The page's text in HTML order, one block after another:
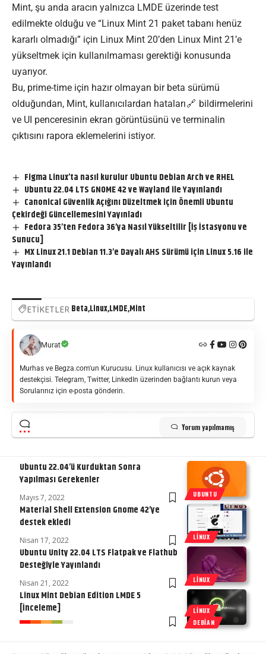
Mint, şu anda aracın yalnızca LMDE üzerinde test
edilmekte olduğu ve “Linux Mint 21 paket tabanı henüz
kararlı olmadığı” için Linux Mint 20’den Linux Mint 21’e
yükseltmek için kullanılmaması gerektiği konusunda
uyarıyor.
Bu, prime-time için hazır olmayan bir beta sürümü
olduğundan, Mint, kullanıcılardan hataları
bildirmelerini
ve UI penceresinin ekran görüntüsünü ve terminalin
çıktısını rapora eklemelerini istiyor.
Figma Linux’ta nasıl kurulur Ubuntu Debian Arch ve RHEL
Ubuntu 22.04 LTS GNOME 42 ve Wayland ile Yayınlandı
Canonical Güvenlik Açığını Düzeltmek için Önemli Ubuntu
Çekirdeği Güncellemesini Yayınladı
Fedora 35’ten Fedora 36’ya Nasıl Yükseltilir [İş İstasyonu ve
Sunucu]
MX Linux 21.1 Debian 11.3’e Dayalı AHS Sürümü için Linux 5.16 ile
Yayınlandı
ETİKETLER BetaLinuxLMDEMint
Murat
Murhas ve Begza.com'un Kurucusu. Linux kullanıcısı ve açık kaynak
destekçisi. Telegram, Twitter, LinkedIn üzerinden bağlantı kurun veya
Sorularınız için e-posta gönderin.
Yorum yapılmamış
UBUNTU
Ubuntu 22.04’ü Kurduktan Sonra
Yapılması Gerekenler
Mayıs 7, 2022
LINUX
Material Shell Extension Gnome 42’ye
destek ekledi
Nisan 17, 2022
LINUX
Ubuntu Unity 22.04 LTS Flatpak ve Flathub
Desteğiyle Yayınlandı
Nisan 21, 2022
LINUX
DEBIAN
Linux Mint Debian Edition LMDE 5
[İnceleme]